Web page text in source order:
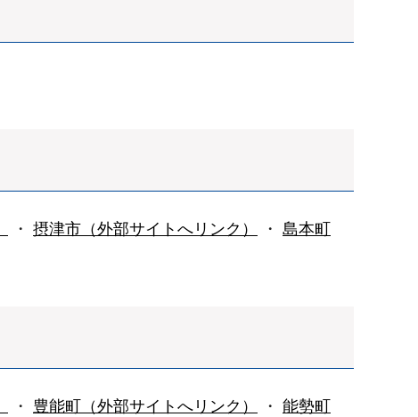
・ 摂津市（外部サイトへリンク） ・ 島本町
・ 豊能町（外部サイトへリンク） ・ 能勢町